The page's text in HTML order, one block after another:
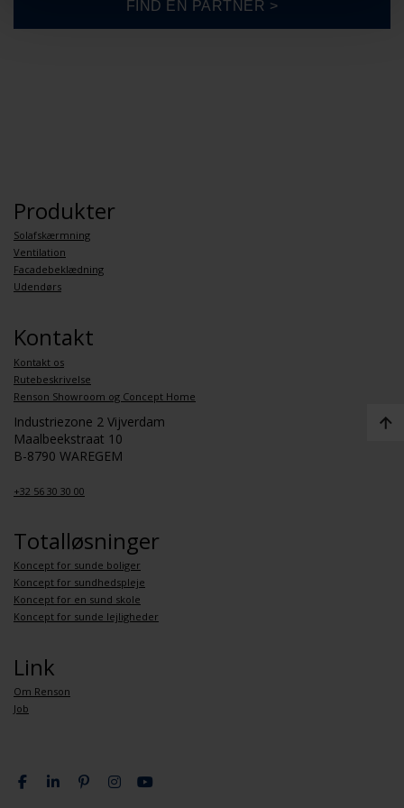
Produkter
Solafskærmning
Ventilation
Facadebeklædning
Udendørs
Kontakt
Kontakt os
Rutebeskrivelse
Renson Showroom og Concept Home
Industriezone 2 Vijverdam
Maalbeekstraat 10
B-8790 WAREGEM
+32 56 30 30 00
Totalløsninger
Koncept for sunde boliger
Koncept for sundhedspleje
Koncept for en sund skole
Koncept for sunde lejligheder
Link
Om Renson
Job